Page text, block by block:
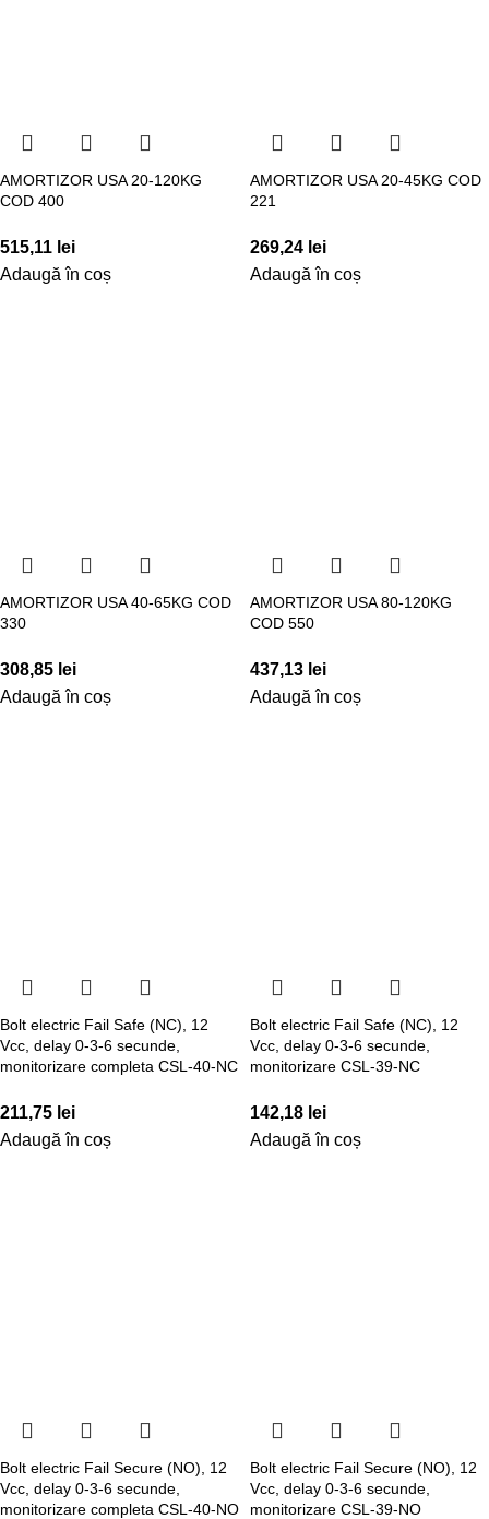
AMORTIZOR USA 20-120KG
COD 400
515,11 lei
Adaugă în coș
AMORTIZOR USA 20-45KG COD
221
269,24 lei
Adaugă în coș
AMORTIZOR USA 40-65KG COD
330
308,85 lei
Adaugă în coș
AMORTIZOR USA 80-120KG
COD 550
437,13 lei
Adaugă în coș
Bolt electric Fail Safe (NC), 12
Vcc, delay 0-3-6 secunde,
monitorizare completa CSL-40-NC
211,75 lei
Adaugă în coș
Bolt electric Fail Safe (NC), 12
Vcc, delay 0-3-6 secunde,
monitorizare CSL-39-NC
142,18 lei
Adaugă în coș
Bolt electric Fail Secure (NO), 12
Vcc, delay 0-3-6 secunde,
monitorizare completa CSL-40-NO
Bolt electric Fail Secure (NO), 12
Vcc, delay 0-3-6 secunde,
monitorizare CSL-39-NO